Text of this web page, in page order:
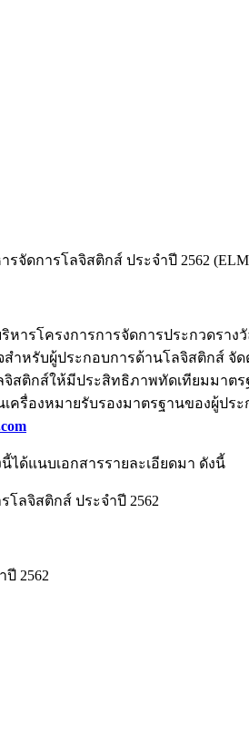
ดการโลจิสติกส์ ประจำปี 2562
ารโครงการการจัดการประกวดราง
สำหรับผู้ประกอบการด้านโลจิสติกส์ จั
สติกส์ให้มีประสิทธิภาพทัดเทียมมาต
รื่องหมายรับรองมาตรฐานของผู้ปร
ด้แนบเอกสารรายละเอียดมา ดังนี้
ลจิสติกส์ ประจำปี 2562
2562